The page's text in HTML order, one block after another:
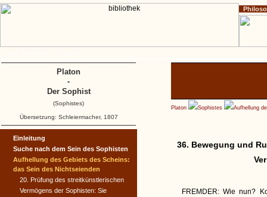
Platon Sophistes Aufhellung
36. Bewegung und
FREMDER: Wie nun?
Einleitung
Suche nach dem Sein des Sophisten
Aufhellung des Gebiets des Scheins:
das Sein des Nichtseienden
20. Prüfung des streitkünstlerischen
Vermögens der Sophisten: Sie
Platon
-
Der Sophist
(Sophistes)
Übersetzung: Schleiermacher, 1807